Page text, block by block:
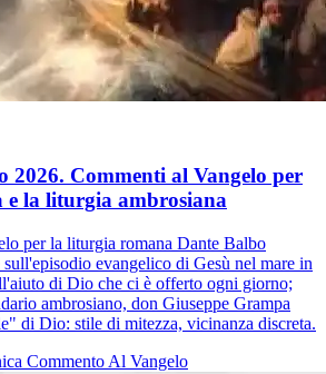
2026. Commenti al Vangelo per
la liturgia ambrosiana
per la liturgia romana Dante Balbo
evangelico di Gesù nel mare in
di Dio che ci è offerto ogni giorno;
ambrosiano, don Giuseppe Grampa
di Dio: stile di mitezza, vicinanza discreta.
Commento Al Vangelo